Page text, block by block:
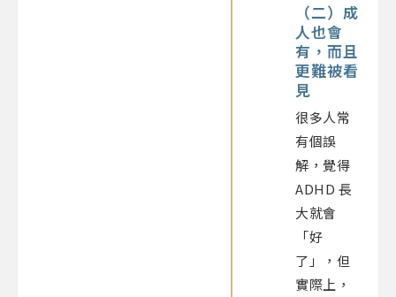
（二）成
人也會
有，而且
更難被看
見
很多人常
有個誤
解，覺得
ADHD 長
大就會
「好
了」，但
實際上，